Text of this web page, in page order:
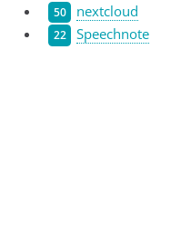
50 nextcloud
22 Speechnote